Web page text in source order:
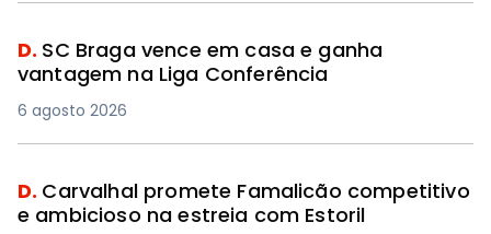
D. SC Braga vence em casa e ganha
vantagem na Liga Conferência
6 agosto 2026
D. Carvalhal promete Famalicão competitivo
e ambicioso na estreia com Estoril